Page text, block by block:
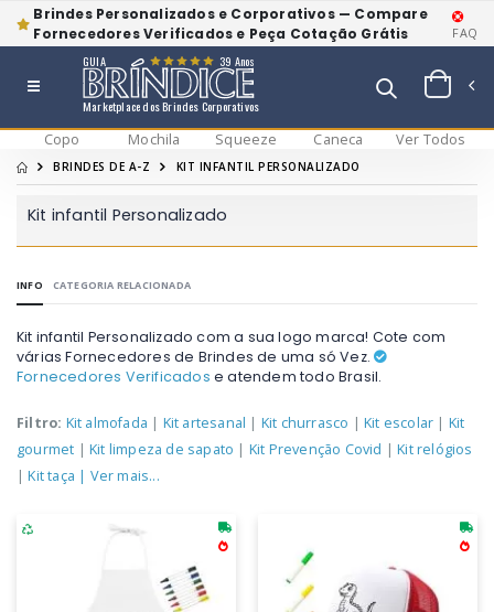
Brindes Personalizados e Corporativos — Compare
Fornecedores Verificados e Peça Cotação Grátis
FAQ
Marketplace dos Brindes Corporativos
GUIA 39 Anos
Copo Mochila Squeeze Caneca Ver Todos
BRINDES DE A-Z KIT INFANTIL PERSONALIZADO
Kit infantil Personalizado
INFO CATEGORIA RELACIONADA
Kit infantil Personalizado com a sua logo marca! Cote com
várias Fornecedores de Brindes de uma só Vez.
Fornecedores Verificados e atendem todo Brasil.
Filtro: Kit almofada | Kit artesanal | Kit churrasco |Kit escolar | Kit
gourmet |Kit limpeza de sapato | Kit Prevenção Covid |Kit relógios
|Kit taça | Ver mais...